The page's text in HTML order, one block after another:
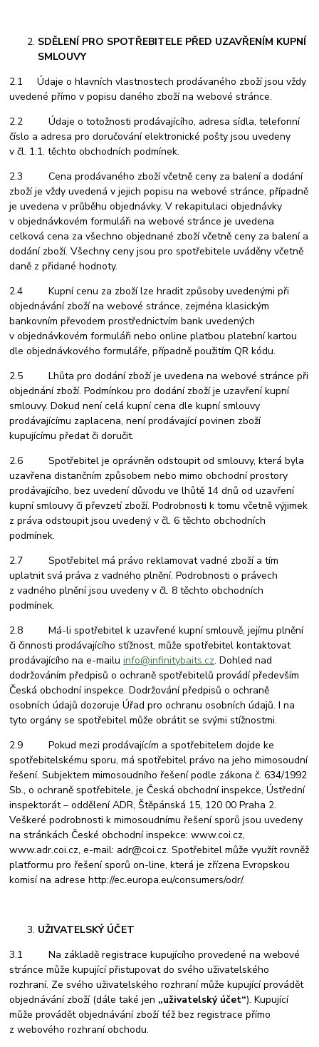
SDĚLENÍ PRO SPOTŘEBITELE PŘED UZAVŘENÍM KUPNÍ
SMLOUVY
2.1 Údaje o hlavních vlastnostech prodávaného zboží jsou vždy
uvedené přímo v popisu daného zboží na webové stránce.
2.2 Údaje o totožnosti prodávajícího, adresa sídla, telefonní
číslo a adresa pro doručování elektronické pošty jsou uvedeny
v čl. 1.1. těchto obchodních podmínek.
2.3 Cena prodávaného zboží včetně ceny za balení a dodání
zboží je vždy uvedená v jejich popisu na webové stránce, případně
je uvedena v průběhu objednávky. V rekapitulaci objednávky
v objednávkovém formuláři na webové stránce je uvedena
celková cena za všechno objednané zboží včetně ceny za balení a
dodání zboží. Všechny ceny jsou pro spotřebitele uváděny včetně
daně z přidané hodnoty.
2.4 Kupní cenu za zboží lze hradit způsoby uvedenými při
objednávání zboží na webové stránce, zejména klasickým
bankovním převodem prostřednictvím bank uvedených
v objednávkovém formuláři nebo online platbou platební kartou
dle objednávkového formuláře, případně použitím QR kódu.
2.5 Lhůta pro dodání zboží je uvedena na webové stránce při
objednání zboží. Podmínkou pro dodání zboží je uzavření kupní
smlouvy. Dokud není celá kupní cena dle kupní smlouvy
prodávajícímu zaplacena, není prodávající povinen zboží
kupujícímu předat či doručit.
2.6 Spotřebitel je oprávněn odstoupit od smlouvy, která byla
uzavřena distančním způsobem nebo mimo obchodní prostory
prodávajícího, bez uvedení důvodu ve lhůtě 14 dnů od uzavření
kupní smlouvy či převzetí zboží. Podrobnosti k tomu včetně výjimek
z práva odstoupit jsou uvedený v čl. 6 těchto obchodních
podmínek.
2.7 Spotřebitel má právo reklamovat vadné zboží a tím
uplatnit svá práva z vadného plnění. Podrobnosti o právech
z vadného plnění jsou uvedeny v čl. 8 těchto obchodních
podmínek.
2.8 Má-li spotřebitel k uzavřené kupní smlouvě, jejímu plnění
či činnosti prodávajícího stížnost, může spotřebitel kontaktovat
prodávajícího na e-mailuinfo@infinitybaits.cz. Dohled nad
dodržováním předpisů o ochraně spotřebitelů provádí především
Česká obchodní inspekce. Dodržování předpisů o ochraně
osobních údajů dozoruje Úřad pro ochranu osobních údajů. I na
tyto orgány se spotřebitel může obrátit se svými stížnostmi.
2.9 Pokud mezi prodávajícím a spotřebitelem dojde ke
spotřebitelskému sporu, má spotřebitel právo na jeho mimosoudní
řešení. Subjektem mimosoudního řešení podle zákona č. 634/1992
Sb., o ochraně spotřebitele, je Česká obchodní inspekce, Ústřední
inspektorát – oddělení ADR, Štěpánská 15, 120 00 Praha 2.
Veškeré podrobnosti k mimosoudnímu řešení sporů jsou uvedeny
na stránkách České obchodní inspekce: www.coi.cz,
www.adr.coi.cz, e-mail: adr@coi.cz. Spotřebitel může využít rovněž
platformu pro řešení sporů on-line, která je zřízena Evropskou
komisí na adrese http://ec.europa.eu/consumers/odr/.
UŽIVATELSKÝ ÚČET
3.1 Na základě registrace kupujícího provedené na webové
stránce může kupující přistupovat do svého uživatelského
rozhraní. Ze svého uživatelského rozhraní může kupující provádět
objednávání zboží (dále také jen „uživatelský účet“). Kupující
může provádět objednávání zboží též bez registrace přímo
z webového rozhraní obchodu.